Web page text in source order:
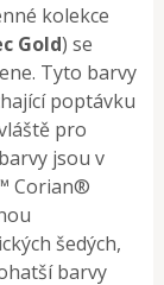
kolekce
Gold) se
Tyto barvy
poptávku
pro
jsou v
Corian®
šedých,
barvy